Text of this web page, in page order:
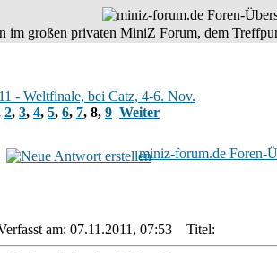
im großen privaten MiniZ Forum, dem
- Weltfinale, bei Catz, 4-6. Nov.
2, 3, 4, 5, 6, 7, 8, 9 Weiter
miniz-forum.de Foren-
am: 07.11.2011, 07:53
Titel: